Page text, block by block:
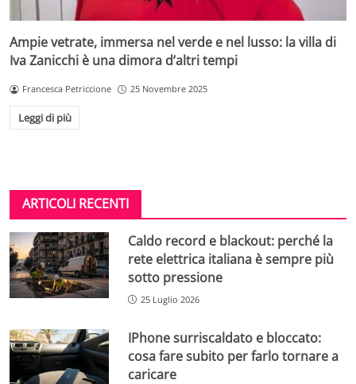
Ampie vetrate, immersa nel verde e nel lusso: la villa di
Iva Zanicchi è una dimora d’altri tempi
Francesca Petriccione 25 Novembre 2025
Leggi di più
ARTICOLI RECENTI
Caldo record e blackout: perché la
rete elettrica italiana è sempre più
sotto pressione
25 Luglio 2026
IPhone surriscaldato e bloccato:
cosa fare subito per farlo tornare a
caricare